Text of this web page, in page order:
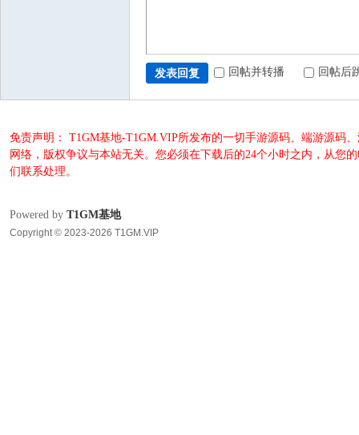
发表回复 回帖并转播 回帖后
免责声明： T1GM基地-T1GM.VIP所发布的一切手游源码、端游源码
网络，版权争议与本站无关。您必须在下载后的24个小时之内，从您
们联系处理。
Powered by T1GM基地
Copyright © 2023-2026 T1GM.VIP